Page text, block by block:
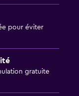
pour éviter
gratuite